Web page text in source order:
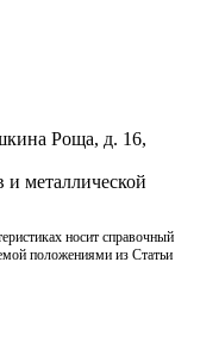
Роща, д. 16,
металлической
носит справочный
положениями из Статьи